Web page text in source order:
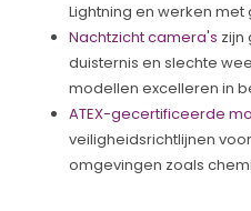
Lightning en werken met
Nachtzicht camera's zijn
duisternis en slechte
modellen excelleren in
ATEX-gecertificeerde
veiligheidsrichtlijnen
omgevingen zoals